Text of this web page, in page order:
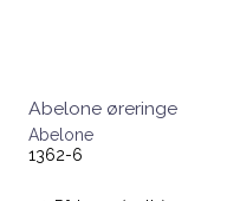
Abelone øreringe
Abelone
1362-6